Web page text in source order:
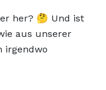
her? 🤔 Und ist
aus unserer
irgendwo